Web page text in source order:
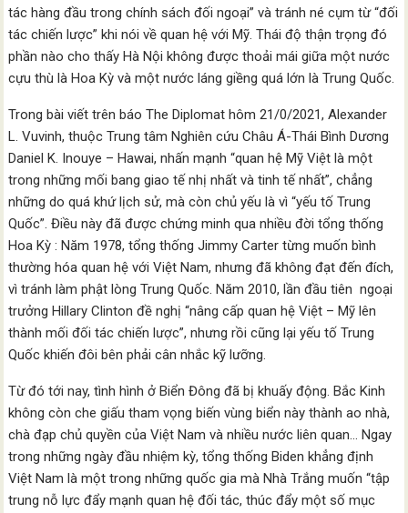
tác hàng đầu trong chính sách đối ngoại” và tránh né cụm từ “đối
tác chiến lược” khi nói về quan hệ với Mỹ. Thái độ thận trọng đó
phần nào cho thấy Hà Nội không được thoải mái giữa một nước
cựu thù là Hoa Kỳ và một nước láng giềng quá lớn là Trung Quốc.
Trong bài viết trên báo The Diplomat hôm 21/0/2021, Alexander
L. Vuvinh, thuộc Trung tâm Nghiên cứu Châu Á-Thái Bình Dương
Daniel K. Inouye – Hawai, nhấn mạnh “quan hệ Mỹ Việt là một
trong những mối bang giao tế nhị nhất và tinh tế nhất”, chẳng
những do quá khứ lịch sử, mà còn chủ yếu là vì “yếu tố Trung
Quốc”. Điều này đã được chứng minh qua nhiều đời tổng thống
Hoa Kỳ : Năm 1978, tổng thống Jimmy Carter từng muốn bình
thường hóa quan hệ với Việt Nam, nhưng đã không đạt đến đích,
vì tránh làm phật lòng Trung Quốc. Năm 2010, lần đầu tiên ngoại
trưởng Hillary Clinton đề nghị “nâng cấp quan hệ Việt – Mỹ lên
thành mối đối tác chiến lược”, nhưng rồi cũng lại yếu tố Trung
Quốc khiến đôi bên phải cân nhắc kỹ lưỡng.
Từ đó tới nay, tình hình ở Biển Đông đã bị khuấy động. Bắc Kinh
không còn che giấu tham vọng biến vùng biển này thành ao nhà,
chà đạp chủ quyền của Việt Nam và nhiều nước liên quan… Ngay
trong những ngày đầu nhiệm kỳ, tổng thống Biden khẳng định
Việt Nam là một trong những quốc gia mà Nhà Trắng muốn “tập
trung nỗ lực đẩy mạnh quan hệ đối tác, thúc đẩy một số mục